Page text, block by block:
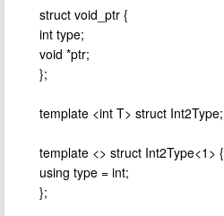
struct void_ptr {
int type;
void *ptr;
};
template <int T> struct Int2Type;
template <> struct Int2Type<1> {
using type = int;
};